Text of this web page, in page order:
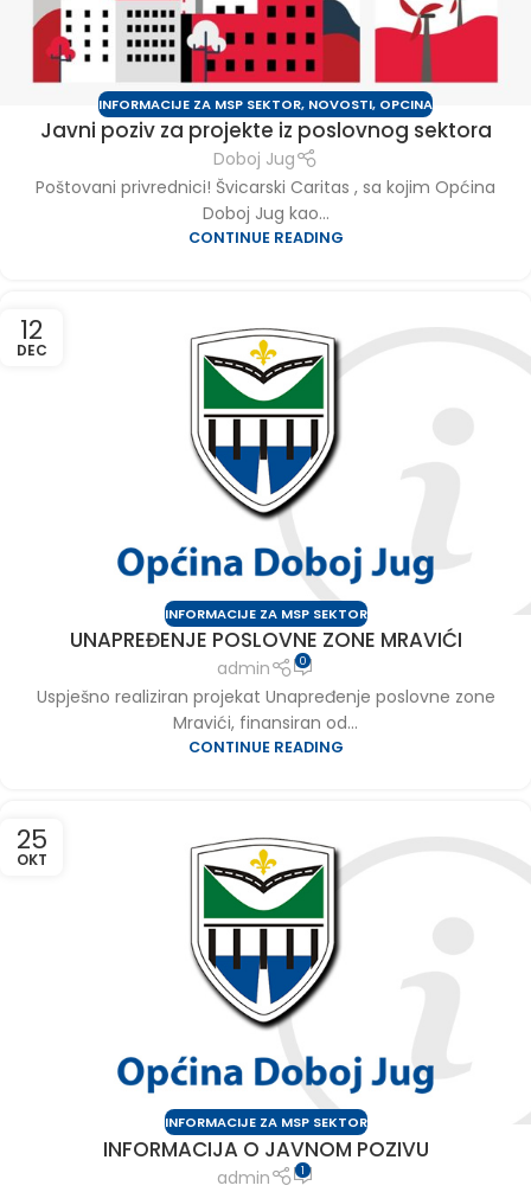
INFORMACIJE ZA MSP SEKTOR, NOVOSTI, OPCINA
Javni poziv za projekte iz poslovnog sektora
Doboj Jug
Poštovani privrednici! Švicarski Caritas , sa kojim Općina
Doboj Jug kao...
CONTINUE READING
12
DEC
INFORMACIJE ZA MSP SEKTOR
UNAPREĐENJE POSLOVNE ZONE MRAVIĆI
admin 0
Uspješno realiziran projekat Unapređenje poslovne zone
Mravići, finansiran od...
CONTINUE READING
25
OKT
INFORMACIJE ZA MSP SEKTOR
INFORMACIJA O JAVNOM POZIVU
admin 1